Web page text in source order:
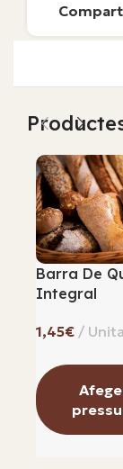
Barra De
Integral
€